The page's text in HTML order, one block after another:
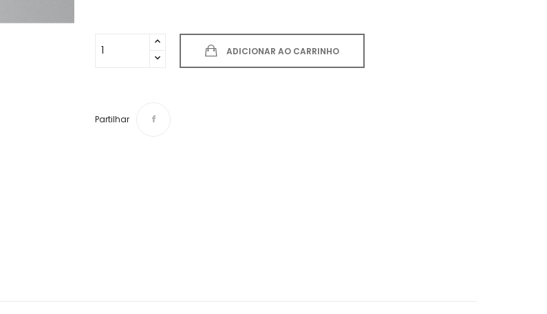
ADICIONAR AO CARRINHO
Partilhar